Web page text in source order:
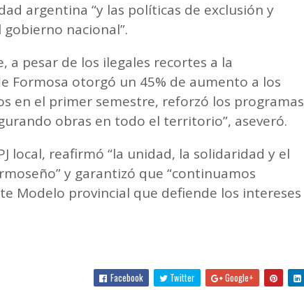
argentina “y las políticas de exclusión y
nacional”.
a pesar de los ilegales recortes a la
Formosa otorgó un 45% de aumento a los
en el primer semestre, reforzó los programas
obras en todo el territorio”, aseveró.
local, reafirmó “la unidad, la solidaridad y el
y garantizó que “continuamos
Modelo provincial que defiende los intereses
Facebook Twitter Google+